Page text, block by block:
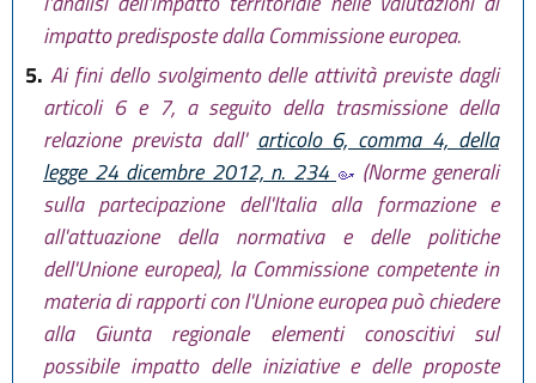
impatto predisposte dalla Commissione europea.
5. Ai fini dello svolgimento delle attività previste dagli
articoli 6 e 7, a seguito della trasmissione della
relazione prevista dall' articolo 6, comma 4, della
legge 24 dicembre 2012, n. 234
(Norme generali
sulla partecipazione dell'Italia alla formazione e
all'attuazione della normativa e delle politiche
dell'Unione europea), la Commissione competente in
materia di rapporti con l'Unione europea può chiedere
alla Giunta regionale elementi conoscitivi sul
possibile impatto delle iniziative e delle proposte